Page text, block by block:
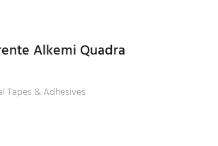
Alkemi Quadra
Tapes & Adhesives